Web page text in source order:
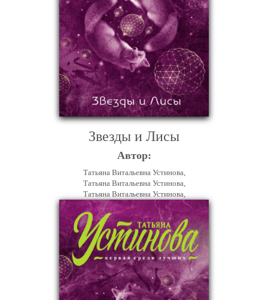
Звезды и Лисы
Автор:
Татьяна Витальевна Устинова,
Татьяна Витальевна Устинова,
Татьяна Витальевна Устинова,